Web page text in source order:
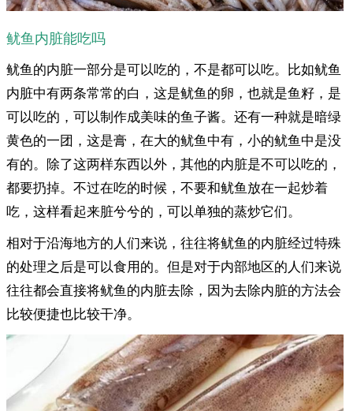
鱿鱼内脏能吃吗
鱿鱼的内脏一部分是可以吃的，不是都可以吃。比如鱿鱼
内脏中有两条常常的白，这是鱿鱼的卵，也就是鱼籽，是
可以吃的，可以制作成美味的鱼子酱。还有一种就是暗绿
黄色的一团，这是膏，在大的鱿鱼中有，小的鱿鱼中是没
有的。除了这两样东西以外，其他的内脏是不可以吃的，
都要扔掉。不过在吃的时候，不要和鱿鱼放在一起炒着
吃，这样看起来脏兮兮的，可以单独的蒸炒它们。
相对于沿海地方的人们来说，往往将鱿鱼的内脏经过特殊
的处理之后是可以食用的。但是对于内部地区的人们来说
往往都会直接将鱿鱼的内脏去除，因为去除内脏的方法会
比较便捷也比较干净。